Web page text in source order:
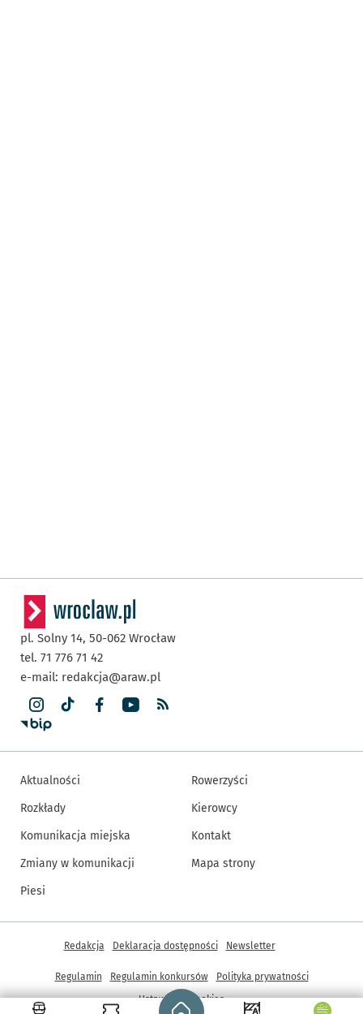
Strona główna - wroclaw.pl
pl. Solny 14, 50-062 Wrocław
tel. 71 776 71 42
e-mail: redakcja@araw.pl
Aktualności
Rozkłady
Komunikacja miejska
Zmiany w komunikacji
Piesi
Rowerzyści
Kierowcy
Kontakt
Mapa strony
Inne informacje
Redakcja Deklaracja dostępności Newsletter
Regulamin Regulamin konkursów
Polityka prywatności
Ustawienia cookies